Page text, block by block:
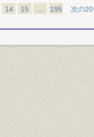
14 15 195 次の